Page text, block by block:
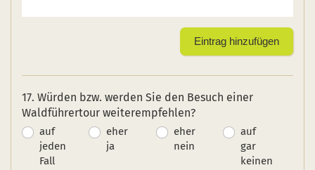
17. Würden bzw. werden Sie den Besuch einer
Waldführertour weiterempfehlen?
auf
jeden
Fall
eher
ja
eher
nein
auf
gar
keinen